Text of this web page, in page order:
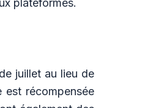
plateformes.
juillet au lieu de
est récompensée